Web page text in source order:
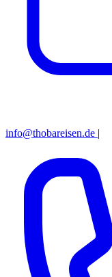
info@thobareisen.de |